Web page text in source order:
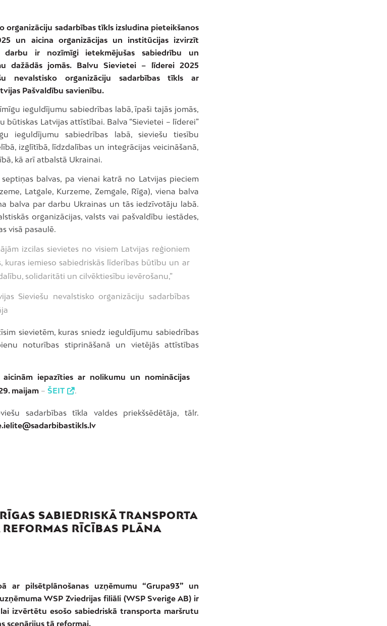
organizāciju sadarbības tīkls izsludina pieteikšanos
un aicina organizācijas un institūcijas izvirzīt
ir nozīmīgi ietekmējušas sabiedrību un
dažādās jomās. Balvu Sievietei – līderei 2025
nevalstisko organizāciju sadarbības tīkls ar
Pašvaldību savienību.
ieguldījumu sabiedrības labā, īpaši tajās jomās,
būtiskas Latvijas attīstībai. Balva “Sievietei – līderei”
ieguldījumu sabiedrības labā, sieviešu tiesību
izglītībā, līdzdalības un integrācijas veicināšanā,
kā arī atbalstā Ukrainai.
balvas, pa vienai katrā no Latvijas pieciem
Latgale, Kurzeme, Zemgale, Rīga), viena balva
balva par darbu Ukrainas un tās iedzīvotāju labā.
organizācijas, valsts vai pašvaldību iestādes,
visā pasaulē.
izcilas sievietes no visiem Latvijas reģioniem
kuras iemieso sabiedriskās līderības būtību un ar
solidaritāti un cilvēktiesību ievērošanu,”
Sieviešu nevalstisko organizāciju sadarbības
sievietēm, kuras sniedz ieguldījumu sabiedrības
noturības stiprināšanā un vietējās attīstības
iepazīties ar nolikumu un nominācijas
maijam – ŠEIT .
sadarbības tīkla valdes priekšsēdētāja, tālr.
SABIEDRISKĀ TRANSPORTA
RĪCĪBAS PLĀNA
ar pilsētplānošanas uzņēmumu “Grupa93” un
WSP Zviedrijas filiāli (WSP Sverige AB) ir
izvērtētu esošo sabiedriskā transporta maršrutu
scenārijus tā reformai.